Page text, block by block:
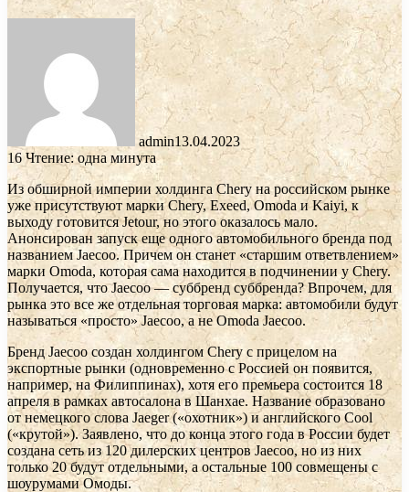
admin13.04.2023
16Чтение: одна минута
Из обширной империи холдинга Chery на российском рынке
уже присутствуют марки Chery, Exeed, Omoda и Kaiyi, к
выходу готовится Jetour, но этого оказалось мало.
Анонсирован запуск еще одного автомобильного бренда под
названием Jaecoo. Причем он станет «старшим ответвлением»
марки Omoda, которая сама находится в подчинении у Chery.
Получается, что Jaecoo — суббренд суббренда? Впрочем, для
рынка это все же отдельная торговая марка: автомобили будут
называться «просто» Jaecoo, а не Omoda Jaecoo.
Бренд Jaecoo создан холдингом Chery с прицелом на
экспортные рынки (одновременно с Россией он появится,
например, на Филиппинах), хотя его премьера состоится 18
апреля в рамках автосалона в Шанхае. Название образовано
от немецкого слова Jaeger («охотник») и английского Cool
(«крутой»). Заявлено, что до конца этого года в России будет
создана сеть из 120 дилерских центров Jaecoo, но из них
только 20 будут отдельными, а остальные 100 совмещены с
шоурумами Омоды.